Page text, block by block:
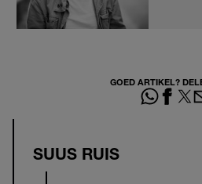
GOED ARTIKEL?
SUUS RUIS